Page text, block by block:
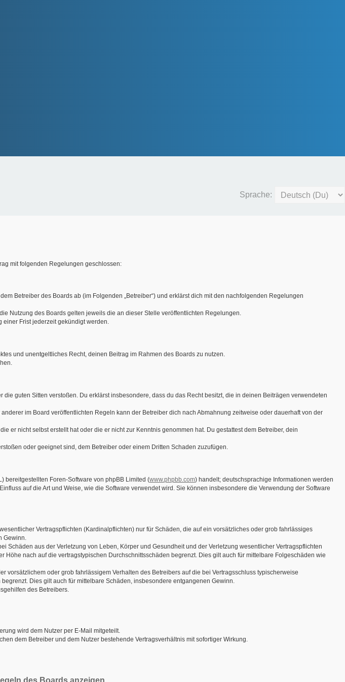
Sprache:
mit folgenden Regelungen geschlossen:
Betreiber des Boards ab (im Folgenden „Betreiber“) und erklärst dich mit den nachfolgenden Regelungen
Nutzung des Boards gelten jeweils die an dieser Stelle veröffentlichten Regelungen.
einer Frist jederzeit gekündigt werden.
und unentgeltliches Recht, deinen Beitrag im Rahmen des Boards zu nutzen.
guten Sitten verstoßen. Du erklärst insbesondere, dass du das Recht besitzt, die in deinen Beiträgen verwendeten
im Board veröffentlichten Regeln kann der Betreiber dich nach Abmahnung zeitweise oder dauerhaft von der
er nicht selbst erstellt hat oder die er nicht zur Kenntnis genommen hat. Du gestattest dem Betreiber, dein
oder geeignet sind, dem Betreiber oder einem Dritten Schaden zuzufügen.
bereitgestellten Foren-Software von phpBB Limited (www.phpbb.com) handelt; deutschsprachige Informationen werden
auf die Art und Weise, wie die Software verwendet wird. Sie können insbesondere die Verwendung der Software
Vertragspflichten (Kardinalpflichten) nur für Schäden, die auf ein vorsätzliches oder grob fahrlässiges
Gewinn.
aus der Verletzung von Leben, Körper und Gesundheit und der Verletzung wesentlicher Vertragspflichten
nach auf die vertragstypischen Durchschnittsschäden begrenzt. Dies gilt auch für mittelbare Folgeschäden wie
oder grob fahrlässigem Verhalten des Betreibers auf die bei Vertragsschluss typischerweise
Dies gilt auch für mittelbare Schäden, insbesondere entgangenen Gewinn.
des Betreibers.
wird dem Nutzer per E-Mail mitgeteilt.
dem Betreiber und dem Nutzer bestehende Vertragsverhältnis mit sofortiger Wirkung.